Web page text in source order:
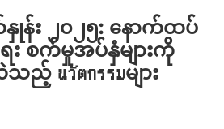
း ၂၀၂၅: နောက်ထပ်
း စက်မှုအပ်နှံများကို
သည့် นวัตกรรมများ